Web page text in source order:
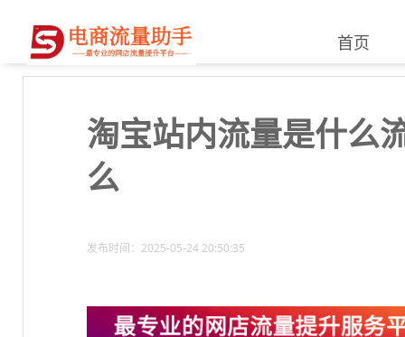
首页
淘宝站内流量是什么
么
发布时间：2025-05-24 20:50:35